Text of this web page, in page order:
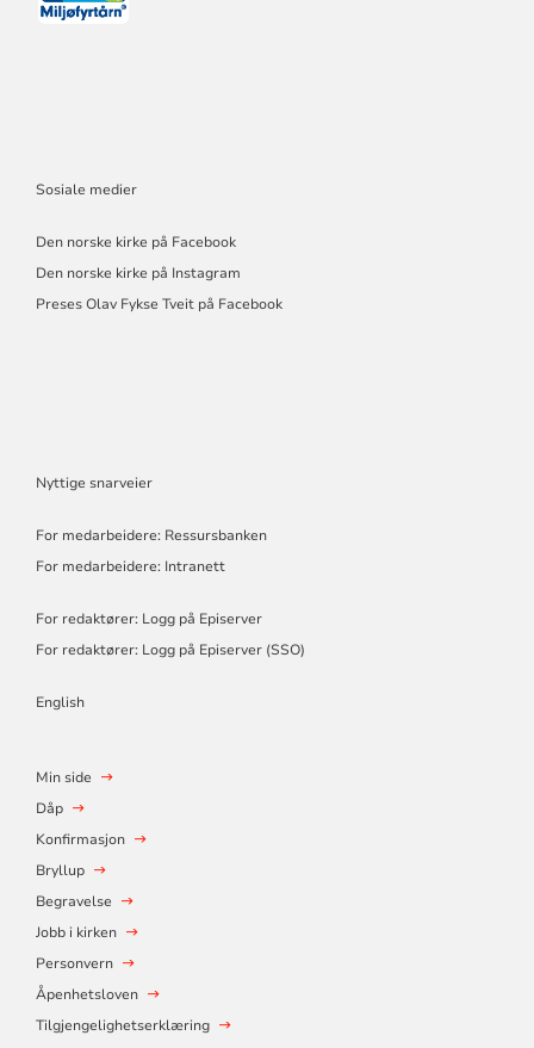
Sosiale medier
Den norske kirke på Facebook
Den norske kirke på Instagram
Preses Olav Fykse Tveit på Facebook
Nyttige snarveier
For medarbeidere: Ressursbanken
For medarbeidere: Intranett
For redaktører: Logg på Episerver
For redaktører: Logg på Episerver (SSO)
English
Min side
Dåp
Konfirmasjon
Bryllup
Begravelse
Jobb i kirken
Personvern
Åpenhetsloven
Tilgjengelighetserklæring